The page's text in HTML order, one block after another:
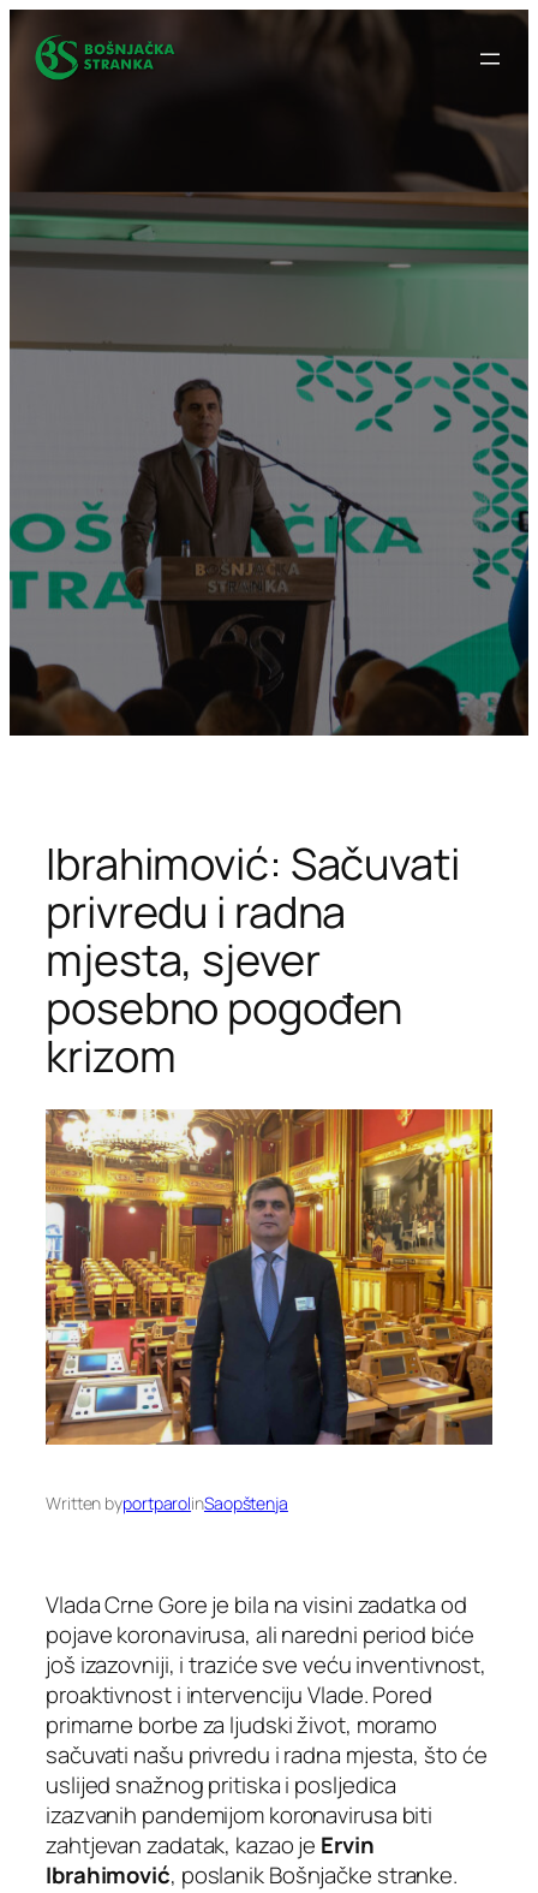
Idi
sadržaj
Ibrahimović: Sačuvati
privredu i radna
mjesta, sjever
posebno pogođen
krizom
Written byportparolinSaopštenja
Vlada Crne Gore je bila na visini zadatka od
pojave koronavirusa, ali naredni period biće
još izazovniji, i traziće sve veću inventivnost,
proaktivnost i intervenciju Vlade. Pored
primarne borbe za ljudski život, moramo
sačuvati našu privredu i radna mjesta, što će
uslijed snažnog pritiska i posljedica
izazvanih pandemijom koronavirusa biti
zahtjevan zadatak, kazao je Ervin
Ibrahimović, poslanik Bošnjačke stranke.